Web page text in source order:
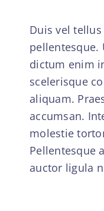
Duis vel
pellentesque.
dictum enim
scelerisque
aliquam.
accumsan.
molestie
Pellentesque
auctor ligula